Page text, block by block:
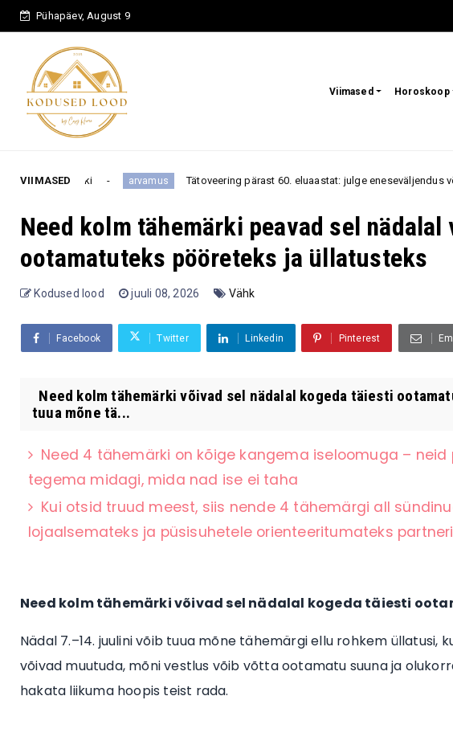
Pühapäev, August 9
Viimased Horoskoop
VIIMASED
arvamus Tätoveering pärast 60. eluaastat: julge eneseväljendus või midagi, mida
Need kolm tähemärki peavad sel nädalal
ootamatuteks pööreteks ja üllatusteks
Kodused lood juuli 08, 2026 Vähk
Facebook Twitter Linkedin Pinterest
Need kolm tähemärki võivad sel nädalal kogeda täiesti
tuua mõne tä...
Need 4 tähemärki on kõige kangema iseloomuga –
tegema midagi, mida nad ise ei taha
Kui otsid truud meest, siis nende 4 tähemärgi all
lojaalsemateks ja püsisuhetele orienteeritumateks
Need kolm tähemärki võivad sel nädalal kogeda täiesti
Nädal 7.–14. juulini võib tuua mõne tähemärgi ellu rohkem üllatusi,
võivad muutuda, mõni vestlus võib võtta ootamatu suuna ja
hakata liikuma hoopis teist rada.